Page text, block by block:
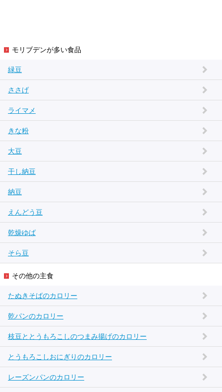
モリブデンが多い食品
緑豆
ささげ
ライマメ
きな粉
大豆
干し納豆
納豆
えんどう豆
乾燥ゆば
そら豆
その他の主食
たぬきそばのカロリー
乾パンのカロリー
枝豆ととうもろこしのつまみ揚げのカロリー
とうもろこしおにぎりのカロリー
レーズンパンのカロリー